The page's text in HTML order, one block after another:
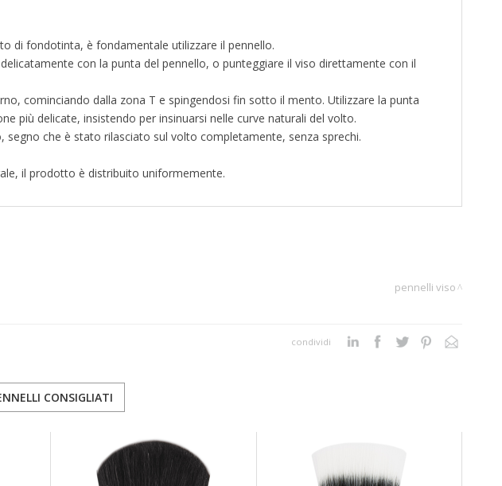
di fondotinta, è fondamentale utilizzare il pennello.
con la punta del pennello, o punteggiare il viso direttamente con il
cominciando dalla zona T e spingendosi fin sotto il mento. Utilizzare la punta
più delicate, insistendo per insinuarsi nelle curve naturali del volto.
che è stato rilasciato sul volto completamente, senza sprechi.
il prodotto è distribuito uniformemente.
pennelli viso
condividi
CONSIGLIATI